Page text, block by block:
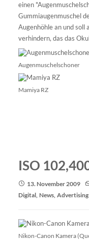
einen
Gummiaugenmuschel
Augenhöhle an und soll
verhindern, das das
Augenmuschelschoner
Mamiya RZ
ISO
13. November 2009
Digital, News, Advertising
Nikon-Canon Kamera